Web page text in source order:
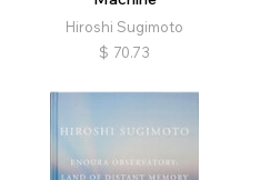
Hiroshi Sugimoto
$ 70.73